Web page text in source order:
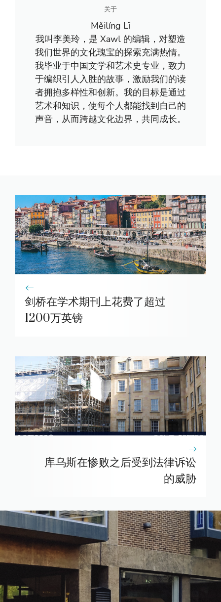
关于
Měilíng Lǐ
我叫李美玲，是 Xawl 的编辑，对塑造
我们世界的文化瑰宝的探索充满热情。
我毕业于中国文学和艺术史专业，致力
于编织引人入胜的故事，激励我们的读
者拥抱多样性和创新。我的目标是通过
艺术和知识，使每个人都能找到自己的
声音，从而跨越文化边界，共同成长。
剑桥在学术期刊上花费了超过
1200万英镑
库乌斯在惨败之后受到法律诉讼
的威胁